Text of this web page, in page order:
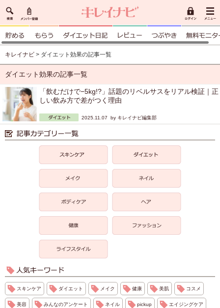
キレイナビ > ダイエット効果の記事一覧
ダイエット効果の記事一覧
「飲むだけで−5kg!?」話題のリベルサスをリアル検証｜正
しい飲み方で差がつく理由
2025.11.07 by キレイナビ編集部
スキンケア ダイエット メイク 健康 美肌 コスメ
美容 みんなのアンケート ネイル pickup エイジングケア